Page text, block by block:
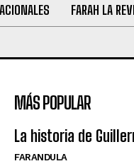
FARAH LA
MÁS POPULAR
La historia de
FARANDULA